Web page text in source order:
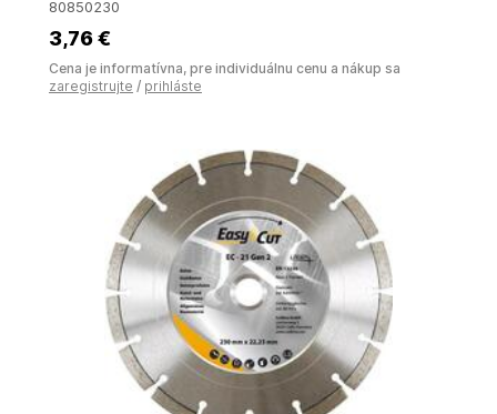
80850230
3,76 €
Cena je informatívna, pre individuálnu cenu a nákup sa
zaregistrujte / prihláste